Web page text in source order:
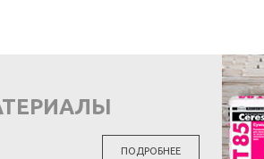
ПОДРОБНЕЕ